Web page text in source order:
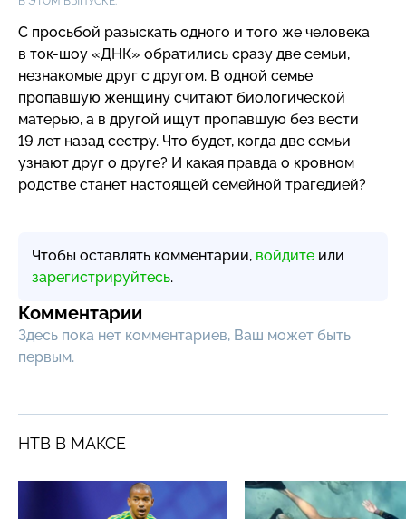
С просьбой разыскать одного и того же человека
в ток-шоу «ДНК» обратились сразу две семьи,
незнакомые друг с другом. В одной семье
пропавшую женщину считают биологической
матерью, а в другой ищут пропавшую без вести
19 лет назад сестру. Что будет, когда две семьи
узнают друг о друге? И какая правда о кровном
родстве станет настоящей семейной трагедией?
Чтобы оставлять комментарии, войдите или
зарегистрируйтесь.
Комментарии
Здесь пока нет комментариев, Ваш может быть
первым.
НТВ В МАКСЕ